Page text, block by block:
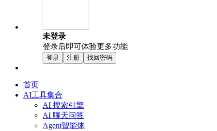
未登录
登录后即可体验更多功能
登录 注册 找回密码
首页
AI工具集合
AI 搜索引擎
AI 聊天问答
Agent智能体